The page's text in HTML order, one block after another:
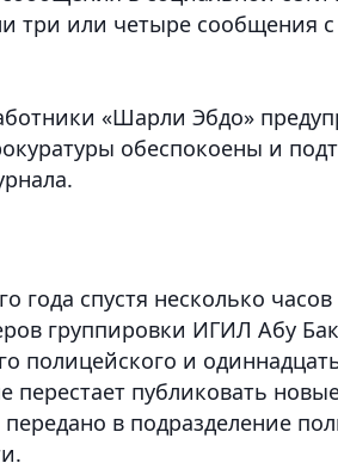
три или четыре сообщения с
«Шарли Эбдо»
обеспокоены и
года спустя несколько
группировки ИГИЛ Абу
полицейского и
перестает публиковать
в подразделение